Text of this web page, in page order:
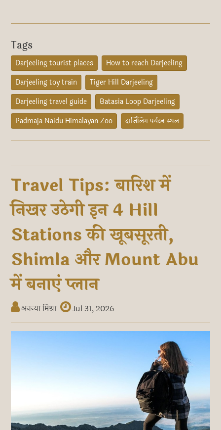
Tags
Darjeeling tourist places
How to reach Darjeeling
Darjeeling toy train
Tiger Hill Darjeeling
Darjeeling travel guide
Batasia Loop Darjeeling
Padmaja Naidu Himalayan Zoo
दार्जिलिंग पर्यटन स्थल
Travel Tips: बारिश में
निखर उठेगी इन 4 Hill
Stations की खूबसूरती,
Shimla और Mount Abu
में बनाएं प्लान
अनन्या मिश्रा Jul 31, 2026